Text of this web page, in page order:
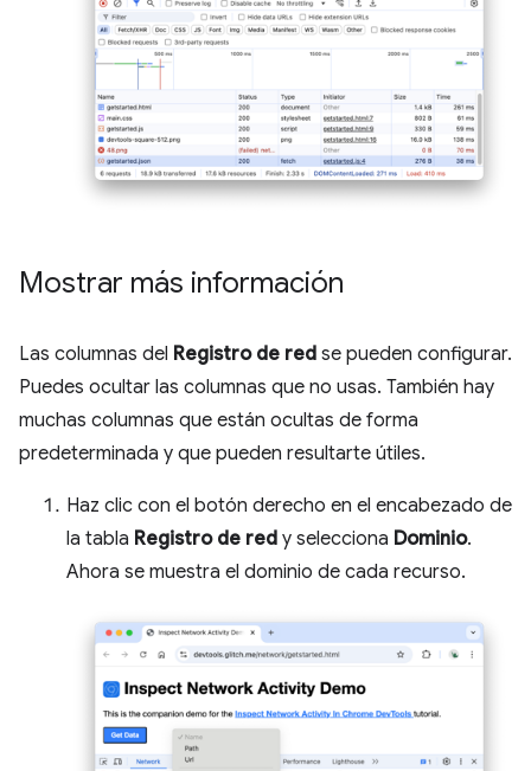
Mostrar más información
Las columnas del Registro de red se pueden configurar.
Puedes ocultar las columnas que no usas. También hay
muchas columnas que están ocultas de forma
predeterminada y que pueden resultarte útiles.
Haz clic con el botón derecho en el encabezado de
la tabla Registro de red y selecciona Dominio.
Ahora se muestra el dominio de cada recurso.